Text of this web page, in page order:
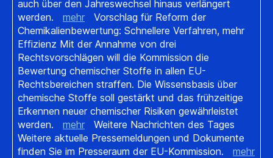
auch über den Jahreswechsel hinaus verlängert
werden. mehr Vorschlag für Reform der
Chemikalienbewertung: Schnellere Verfahren, mehr
Effizienz Mit der Annahme von drei
Rechtsvorschlägen will die Kommission die
Bewertung chemischer Stoffe in allen EU-
Rechtsbereichen straffen. Die Wissensbasis über
chemische Stoffe soll gestärkt und das frühzeitige
Erkennen neuer chemischer Risiken gewährleistet
werden. mehr Weitere Nachrichten des Tages
Weitere aktuelle Pressemeldungen und Dokumente
finden Sie im Presseraum der EU-Kommission. mehr